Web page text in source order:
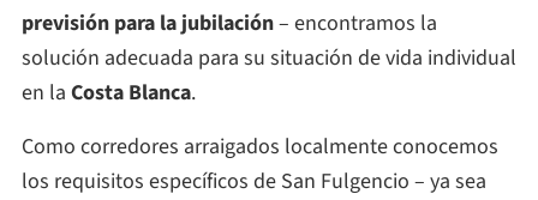
previsión para la jubilación– encontramos la
solución adecuada para su situación de vida individual
en la Costa Blanca.
Como corredores arraigados localmente conocemos
los requisitos específicos de San Fulgencio – ya sea